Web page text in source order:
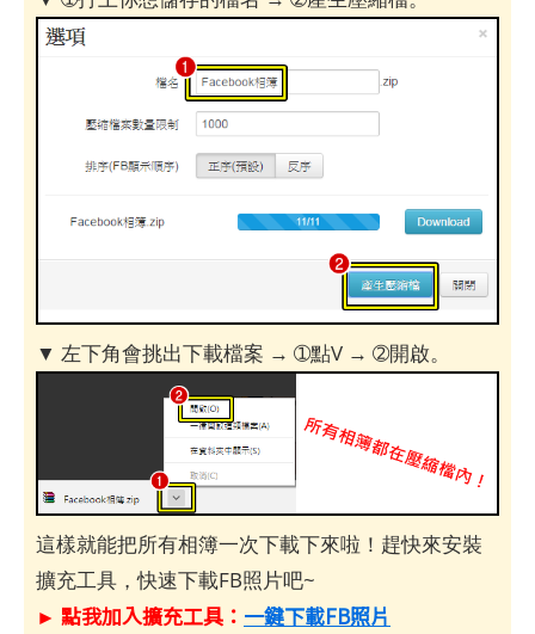
▼ 左下角會挑出下載檔案 → ➀點V → ➁開啟。
這樣就能把所有相簿一次下載下來啦！趕快來安裝
擴充工具，快速下載FB照片吧~
► 點我加入擴充工具： 一鍵下載FB照片